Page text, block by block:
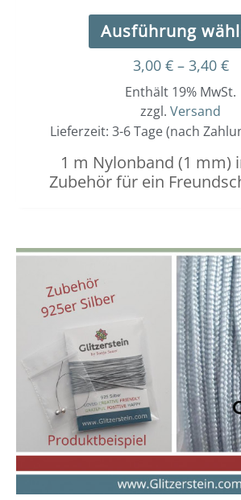
Ausführung
3,00 € – 3,40 €
Enthält 19% MwSt.
zzgl. Versand
Lieferzeit: 3-6 Tage (nach
1 m Nylonband (1 mm)
Zubehör für ein